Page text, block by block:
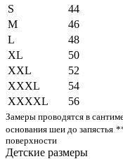
S
44
M
46
L
48
XL
50
XXL
52
XXXL
54
XXXXL
56
Замеры проводятся в
основания шеи до запястья
поверхности
Детские размеры